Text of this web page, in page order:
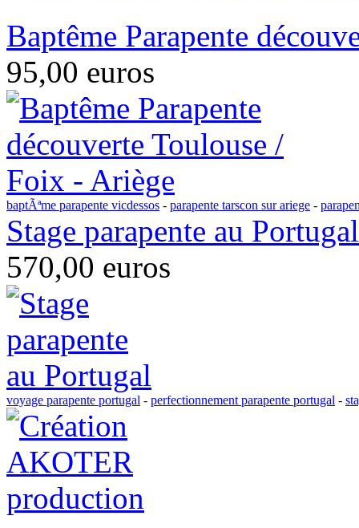
Baptême Parapente
95,00 euros
baptÃªme parapente vicdessos - parapente tarscon sur ariege -
Stage parapente au Portugal
570,00 euros
voyage parapente portugal - perfectionnement parapente portugal -